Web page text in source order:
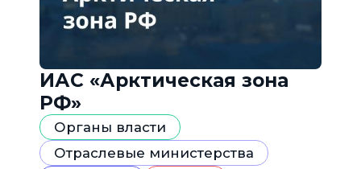
ИАС «Арктическая зона
РФ»
Органы власти
Отраслевые министерства